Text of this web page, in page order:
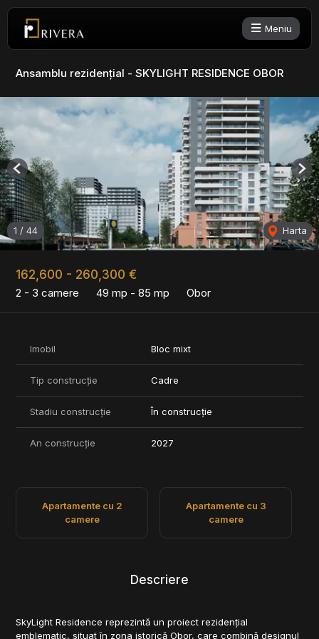
Meniu
Ansamblu rezidențial - SKYLIGHT RESIDENCE OBOR
162,600 - 260,300 €
2 - 3 camere 49 mp - 85 mp Obor
1 / 44 Harta
Previous
Imobil Bloc mixt
Tip construcție Cadre
Stadiu construcție În construcție
An construcție 2027
Apartamente cu 2
camere
Apartamente cu 3
camere
Descriere
SkyLight Residence reprezintă un proiect rezidențial
emblematic, situat în zona istorică Obor, care combină designul